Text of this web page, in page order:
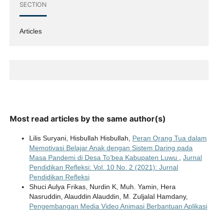
SECTION
Articles
Most read articles by the same author(s)
Lilis Suryani, Hisbullah Hisbullah, Peran Orang Tua dalam
Memotivasi Belajar Anak dengan Sistem Daring pada
Masa Pandemi di Desa To’bea Kabupaten Luwu
Jurnal
Pendidikan Refleksi: Vol. 10 No. 2 (2021): Jurnal
Pendidikan Refleksi
Shuci Aulya Frikas, Nurdin K, Muh. Yamin, Hera
Nasruddin, Alauddin Alauddin, M. Zuljalal Hamdany,
Pengembangan Media Video Animasi Berbantuan Aplikasi